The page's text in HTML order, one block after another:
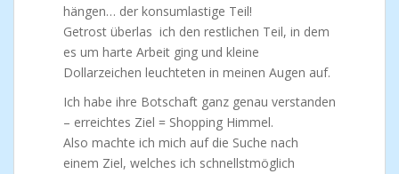
hängen… der konsumlastige Teil!
Getrost überlas ich den restlichen Teil, in dem
es um harte Arbeit ging und kleine
Dollarzeichen leuchteten in meinen Augen auf.
Ich habe ihre Botschaft ganz genau verstanden
– erreichtes Ziel = Shopping Himmel.
Also machte ich mich auf die Suche nach
einem Ziel, welches ich schnellstmöglich